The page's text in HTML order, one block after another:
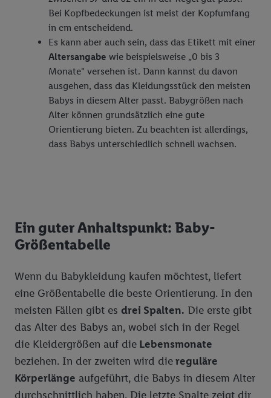
Bei Kopfbedeckungen ist meist der Kopfumfang
in cm entscheidend.
Es kann aber auch sein, dass das Etikett mit einer
Altersangabe wie beispielsweise „0 bis 3
Monate" versehen ist. Dann kannst du davon
ausgehen, dass das Kleidungsstück den meisten
Babys in diesem Alter passt. Babygrößen nach
Alter können grundsätzlich eine gute
Orientierung bieten. Zu beachten ist allerdings,
dass Babys unterschiedlich schnell wachsen.
Ein guter Anhaltspunkt: Baby-
Größentabelle
Wenn du Babykleidung kaufen möchtest, liefert
eine Größentabelle die beste Orientierung. In den
meisten Fällen gibt es drei Spalten. Die erste gibt
das Alter des Babys an, wobei sich in der Regel
die Kleidergrößen auf die Lebensmonate
beziehen. In der zweiten wird diereguläre
Körperlänge aufgeführt, die Babys in diesem Alter
durchschnittlich haben. Die letzte Spalte zeigt dir